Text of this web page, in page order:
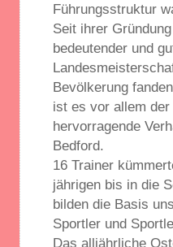
Führungsstruktur
Seit ihrer
bedeutender und
Bevölkerung
ist es vor allem
hervorragende
Bedford.
16 Trainer
jährigen bis in die
bilden die Basis
Sportler und
Das alljährliche